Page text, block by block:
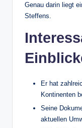
Genau darin liegt
Steffens.
Er hat
Kontinenten
Seine
aktuellen